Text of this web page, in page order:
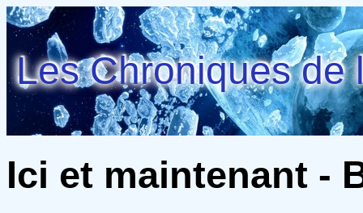
Les Chroniques de
Ici et maintenant -